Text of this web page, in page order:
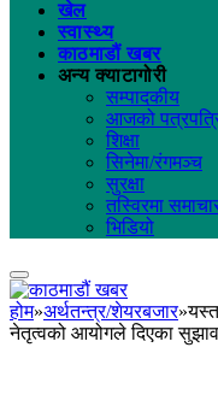
खेल
स्वास्थ्य
काठमाडौं खबर
अन्य क्याटागोरी
सम्पादकीय
आजको
शिक्षा
सिनेमा/रंगमञ्च
सुरक्षा
तस्विरमा
भिडियो
होम»अर्थतन्त्र/शेयरबजार»
नेतृत्वको आयोगले दिएका